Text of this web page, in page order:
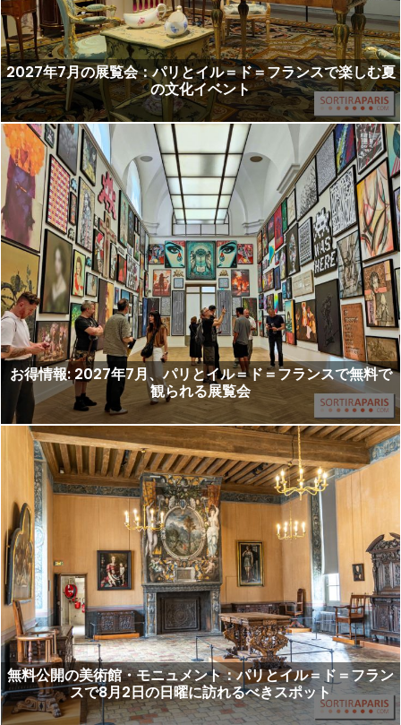
2027年7月の展覧会：パリとイル＝ド＝フランスで楽しむ夏
の文化イベント
お得情報: 2027年7月、パリとイル＝ド＝フランスで無料で
観られる展覧会
無料公開の美術館・モニュメント：パリとイル＝ド＝フラン
スで8月2日の日曜に訪れるべきスポット